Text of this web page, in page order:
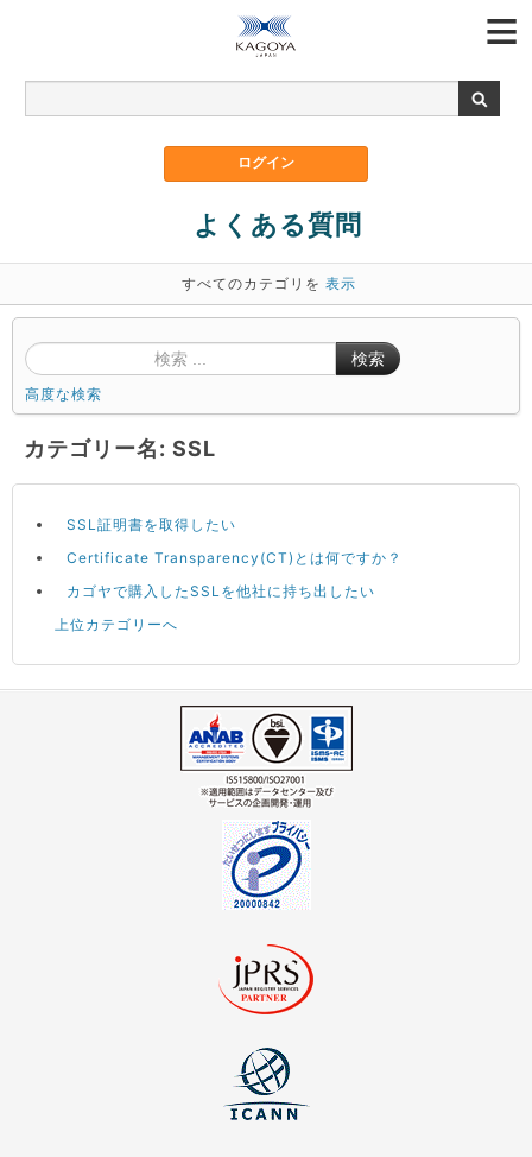
よくある質問
すべてのカテゴリを 表示
検索
高度な検索
カテゴリー名: SSL
SSL証明書を取得したい
Certificate Transparency(CT)とは何ですか？
カゴヤで購入したSSLを他社に持ち出したい
上位カテゴリーへ